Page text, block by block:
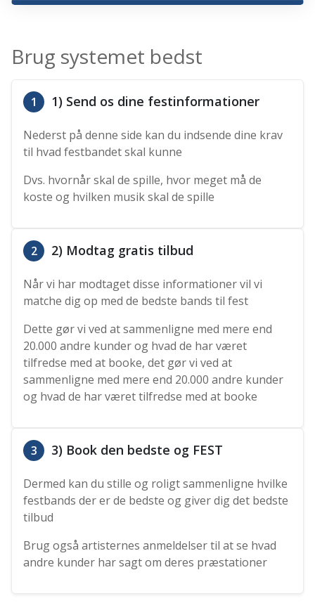
Brug systemet bedst
1 1) Send os dine festinformationer
Nederst på denne side kan du indsende dine krav
til hvad festbandet skal kunne
Dvs. hvornår skal de spille, hvor meget må de
koste og hvilken musik skal de spille
2 2) Modtag gratis tilbud
Når vi har modtaget disse informationer vil vi
matche dig op med de bedste bands til fest
Dette gør vi ved at sammenligne med mere end
20.000 andre kunder og hvad de har været
tilfredse med at booke, det gør vi ved at
sammenligne med mere end 20.000 andre kunder
og hvad de har været tilfredse med at booke
3 3) Book den bedste og FEST
Dermed kan du stille og roligt sammenligne hvilke
festbands der er de bedste og giver dig det bedste
tilbud
Brug også artisternes anmeldelser til at se hvad
andre kunder har sagt om deres præstationer